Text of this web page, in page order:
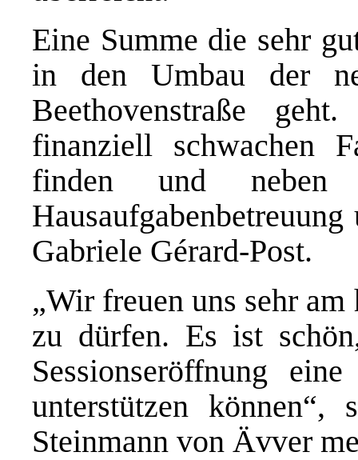
Eine Summe die sehr
in den Umbau der
Beethovenstraße
finanziell schwachen
finden und neben
Gabriele Gérard-Post.
„Wir freuen uns sehr
zu dürfen. Es ist
Sessionseröffnung
unterstützen
Steinmann von Ävver